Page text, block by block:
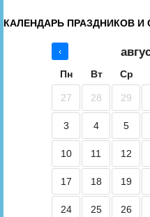
КАЛЕНДАРЬ ПРАЗДНИКОВ
‹
Пн Вт Ср
27 28 29
3 4 5
10 11 12
17 18 19
24 25 26